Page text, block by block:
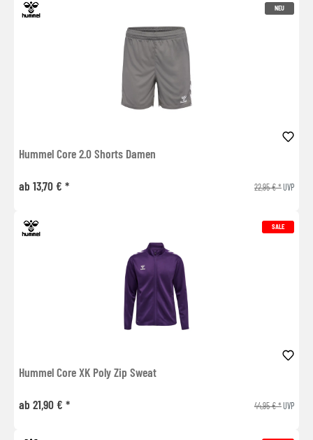
NEU
Hummel Core 2.0 Shorts Damen
ab 13,70 € * 22,95 € *UVP
SALE
Hummel Core XK Poly Zip Sweat
ab 21,90 € * 44,95 € *UVP